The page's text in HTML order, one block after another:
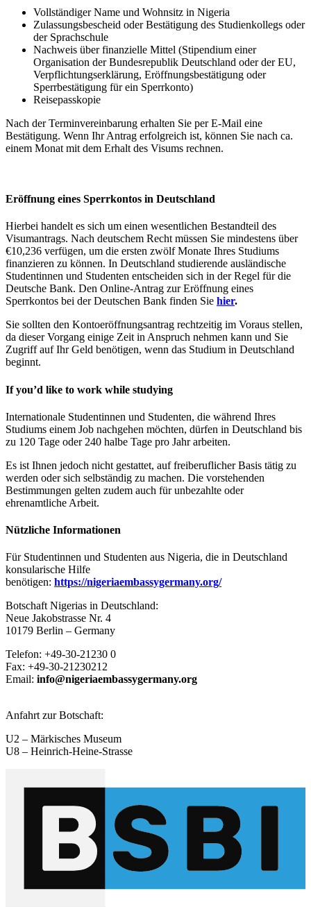
Vollständiger Name und Wohnsitz in Nigeria
Zulassungsbescheid oder Bestätigung des Studienkollegs oder
der Sprachschule
Nachweis über finanzielle Mittel (Stipendium einer
Organisation der Bundesrepublik Deutschland oder der EU,
Verpflichtungserklärung, Eröffnungsbestätigung oder
Sperrbestätigung für ein Sperrkonto)
Reisepasskopie
Nach der Terminvereinbarung erhalten Sie per E-Mail eine
Bestätigung. Wenn Ihr Antrag erfolgreich ist, können Sie nach ca.
einem Monat mit dem Erhalt des Visums rechnen.
Eröffnung eines Sperrkontos in Deutschland
Hierbei handelt es sich um einen wesentlichen Bestandteil des
Visumantrags. Nach deutschem Recht müssen Sie mindestens über
€10,236 verfügen, um die ersten zwölf Monate Ihres Studiums
finanzieren zu können. In Deutschland studierende ausländische
Studentinnen und Studenten entscheiden sich in der Regel für die
Deutsche Bank. Den Online-Antrag zur Eröffnung eines
Sperrkontos bei der Deutschen Bank finden Sie hier.
Sie sollten den Kontoeröffnungsantrag rechtzeitig im Voraus stellen,
da dieser Vorgang einige Zeit in Anspruch nehmen kann und Sie
Zugriff auf Ihr Geld benötigen, wenn das Studium in Deutschland
beginnt.
If you’d like to work while studying
Internationale Studentinnen und Studenten, die während Ihres
Studiums einem Job nachgehen möchten, dürfen in Deutschland bis
zu 120 Tage oder 240 halbe Tage pro Jahr arbeiten.
Es ist Ihnen jedoch nicht gestattet, auf freiberuflicher Basis tätig zu
werden oder sich selbständig zu machen. Die vorstehenden
Bestimmungen gelten zudem auch für unbezahlte oder
ehrenamtliche Arbeit.
Nützliche Informationen
Für Studentinnen und Studenten aus Nigeria, die in Deutschland
konsularische Hilfe
benötigen: https://nigeriaembassygermany.org/
Botschaft Nigerias in Deutschland:
Neue Jakobstrasse Nr. 4
10179 Berlin – Germany
Telefon: +49-30-21230 0
Fax: +49-30-21230212
Email: info@nigeriaembassygermany.org
Anfahrt zur Botschaft:
U2 – Märkisches Museum
U8 – Heinrich-Heine-Strasse